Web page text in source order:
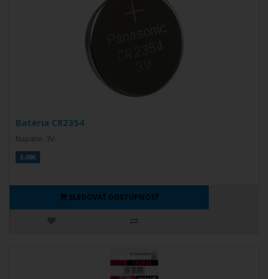
Batéria CR2354
Napätie: 3V..
3,08€
SLEDOVAŤ DOSTUPNOSŤ